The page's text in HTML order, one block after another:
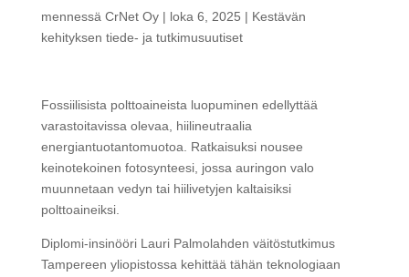
mennessä CrNet Oy| loka 6, 2025 | Kestävän
kehityksen tiede- ja tutkimusuutiset
Fossiilisista polttoaineista luopuminen edellyttää
varastoitavissa olevaa, hiilineutraalia
energiantuotantomuotoa. Ratkaisuksi nousee
keinotekoinen fotosynteesi, jossa auringon valo
muunnetaan vedyn tai hiilivetyjen kaltaisiksi
polttoaineiksi.
Diplomi-insinööri Lauri Palmolahden väitöstutkimus
Tampereen yliopistossa kehittää tähän teknologiaan